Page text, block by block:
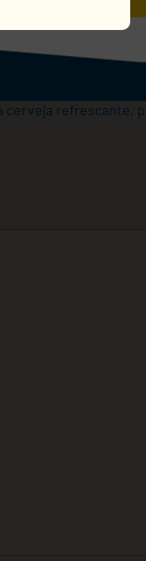
trigo estilo belga)
ABV e
frescor e
refrescante,